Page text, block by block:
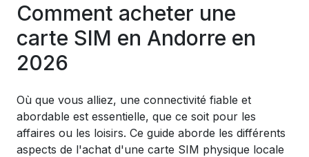
Comment acheter une
carte SIM en Andorre en
2026
Où que vous alliez, une connectivité fiable et
abordable est essentielle, que ce soit pour les
affaires ou les loisirs. Ce guide aborde les différents
aspects de l'achat d'une carte SIM physique locale